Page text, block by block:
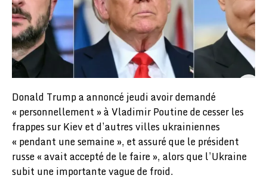
Donald Trump a annoncé jeudi avoir demandé
« personnellement » à Vladimir Poutine de cesser les
frappes sur Kiev et d’autres villes ukrainiennes
« pendant une semaine », et assuré que le président
russe « avait accepté de le faire », alors que l’Ukraine
subit une importante vague de froid.